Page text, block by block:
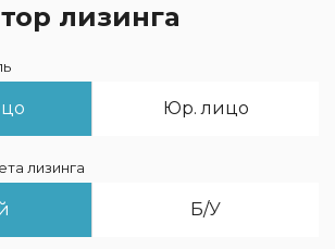
лизинга
Юр. лицо
лизинга
Б/У